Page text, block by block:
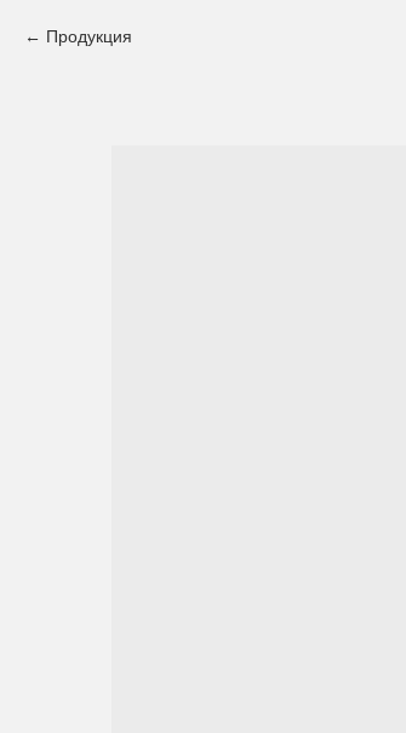
Продукция